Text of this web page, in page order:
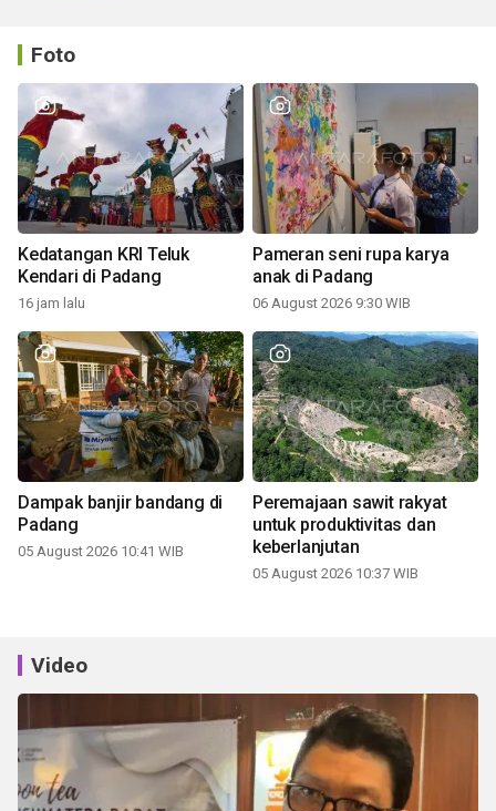
Foto
Kedatangan KRI Teluk
Kendari di Padang
16 jam lalu
Pameran seni rupa karya
anak di Padang
06 August 2026 9:30 WIB
Dampak banjir bandang di
Padang
05 August 2026 10:41 WIB
Peremajaan sawit rakyat
untuk produktivitas dan
keberlanjutan
05 August 2026 10:37 WIB
Video